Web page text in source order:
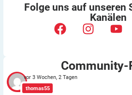
Folge uns auf unseren
Kanälen
Community-
thomas55
vor 3 Wochen, 2 Tagen